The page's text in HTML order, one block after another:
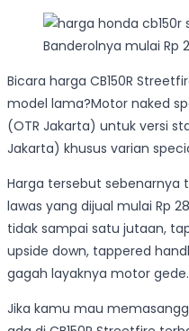
Banderolnya mulai Rp
Bicara harga CB150R
model lama?Motor naked
(OTR Jakarta) untuk versi
Jakarta) khusus varian
Harga tersebut sebenarnya
lawas yang dijual mulai Rp
tidak sampai satu jutaan,
upside down, tappered
gagah layaknya motor gede.
Jika kamu mau